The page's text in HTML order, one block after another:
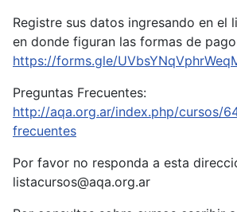
Registre sus datos ingresando en el
en donde figuran las formas de
https://forms.gle/
Preguntas Frecuentes:
http://aqa.org.ar/index.php/cursos/
frecuentes
Por favor no responda a esta
listacursos@aqa.org.ar